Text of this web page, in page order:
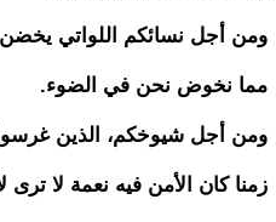
ومن أجل نسائكم اللواتي
مما نخوض نحن في الضوء.
ومن أجل شيوخكم، الذين غرسوا
زمنا كان الأمن فيه نعمة لا ترى